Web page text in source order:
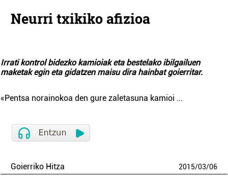
Neurri txikiko afizioa
Irrati kontrol bidezko kamioiak eta bestelako ibilgailuen
maketak egin eta gidatzen maisu dira hainbat goierritar.
«Pentsa norainokoa den gure zaletasuna kamioi ...
Goierriko Hitza 2015/03/06